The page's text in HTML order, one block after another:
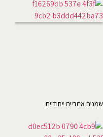
שמנים אתריים ייחודיים